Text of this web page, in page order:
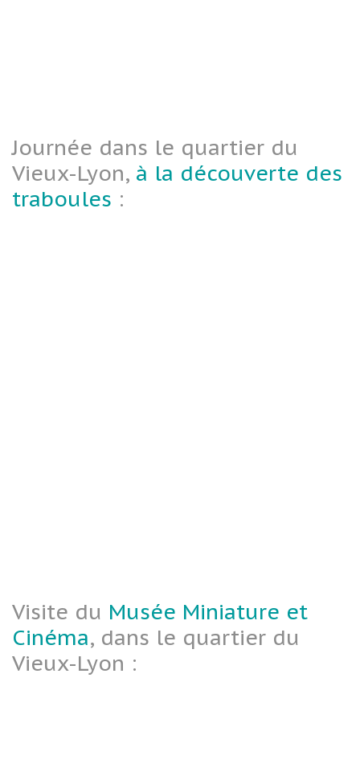
Journée dans le quartier du
Vieux-Lyon, à la découverte des
traboules :
Visite du Musée Miniature et
Cinéma, dans le quartier du
Vieux-Lyon :